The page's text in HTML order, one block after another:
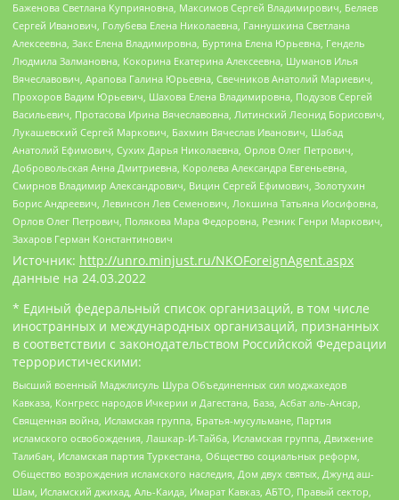
Баженова Светлана Куприяновна, Максимов Сергей Владимирович, Беляев
Сергей Иванович, Голубева Елена Николаевна, Ганнушкина Светлана
Алексеевна, Закс Елена Владимировна, Буртина Елена Юрьевна, Гендель
Людмила Залмановна, Кокорина Екатерина Алексеевна, Шуманов Илья
Вячеславович, Арапова Галина Юрьевна, Свечников Анатолий Мариевич,
Прохоров Вадим Юрьевич, Шахова Елена Владимировна, Подузов Сергей
Васильевич, Протасова Ирина Вячеславовна, Литинский Леонид Борисович,
Лукашевский Сергей Маркович, Бахмин Вячеслав Иванович, Шабад
Анатолий Ефимович, Сухих Дарья Николаевна, Орлов Олег Петрович,
Добровольская Анна Дмитриевна, Королева Александра Евгеньевна,
Смирнов Владимир Александрович, Вицин Сергей Ефимович, Золотухин
Борис Андреевич, Левинсон Лев Семенович, Локшина Татьяна Иосифовна,
Орлов Олег Петрович, Полякова Мара Федоровна, Резник Генри Маркович,
Захаров Герман Константинович
Источник: http://unro.minjust.ru/NKOForeignAgent.aspx
данные на 24.03.2022
* Единый федеральный список организаций, в том числе
иностранных и международных организаций, признанных
в соответствии с законодательством Российской Федерации
террористическими:
Высший военный Маджлисуль Шура Объединенных сил моджахедов
Кавказа, Конгресс народов Ичкерии и Дагестана, База, Асбат аль-Ансар,
Священная война, Исламская группа, Братья-мусульмане, Партия
исламского освобождения, Лашкар-И-Тайба, Исламская группа, Движение
Талибан, Исламская партия Туркестана, Общество социальных реформ,
Общество возрождения исламского наследия, Дом двух святых, Джунд аш-
Шам, Исламский джихад, Аль-Каида, Имарат Кавказ, АБТО, Правый сектор,